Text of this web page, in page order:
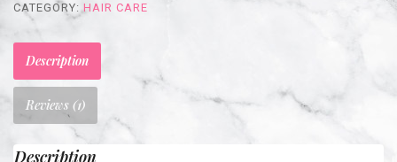
quantity
CATEGORY: HAIR CARE
Description
Reviews (1)
Description